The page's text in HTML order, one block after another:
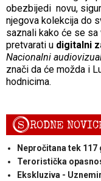
obezbijedi novu,
njegova kolekcija do
saznali kako će se
pretvarati u digitalni
Nacionalni
znači da će možda i
hodnicima.
SRODNE
Nepročitana tek 117
Teroristička
Ekskluziva -